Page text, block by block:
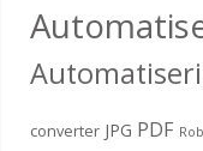
converter JPG PDF